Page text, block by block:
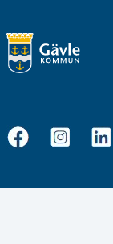
Sociala